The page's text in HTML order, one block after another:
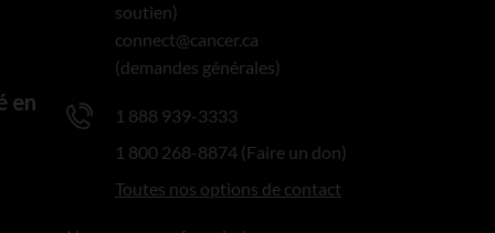
en
soutien)
connect@cancer.ca
(demandes générales)
1 888 939-3333
1 800 268-8874 (Faire un don)
Toutes nos options de contact